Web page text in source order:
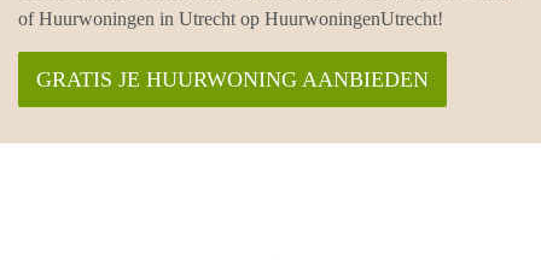
of Huurwoningen in Utrecht op HuurwoningenUtrecht!
GRATIS JE HUURWONING AANBIEDEN